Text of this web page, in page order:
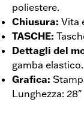
poliestere.
Chiusura: Vita
TASCHE:
Dettagli del
gamba elastico.
Grafica:
Lunghezza: 28"